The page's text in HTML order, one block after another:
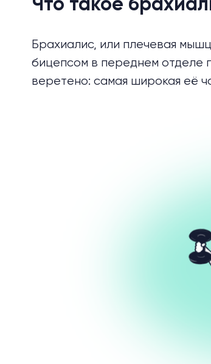
Что такое
Брахиалис, или плечевая
бицепсом в переднем отделе
веретено: самая широкая её